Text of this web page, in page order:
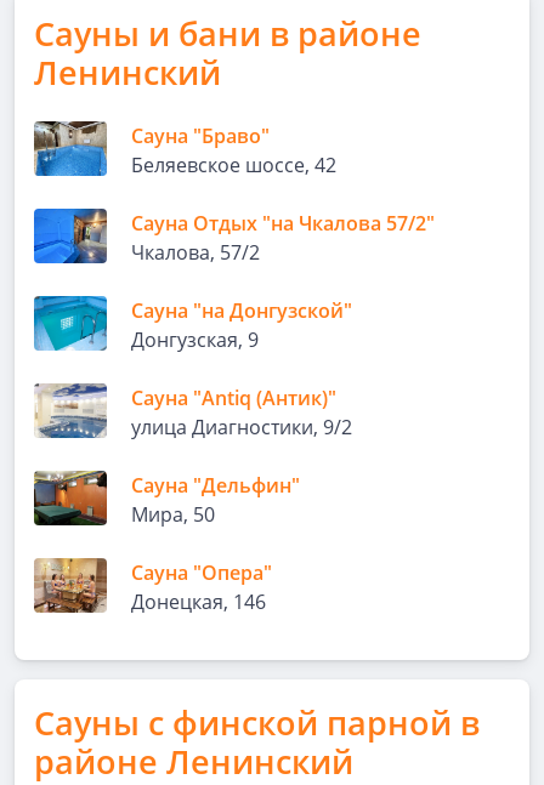
Сауны и бани в районе
Ленинский
Сауна "Браво"
Беляевское шоссе, 42
Сауна Отдых "на Чкалова 57/2"
Чкалова, 57/2
Сауна "на Донгузской"
Донгузская, 9
Сауна "Antiq (Антик)"
улица Диагностики, 9/2
Сауна "Дельфин"
Мира, 50
Сауна "Опера"
Донецкая, 146
Сауны с финской парной в
районе Ленинский